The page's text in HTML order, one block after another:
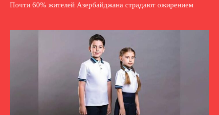
Почти 60% жителей Азербайджана страдают ожирением